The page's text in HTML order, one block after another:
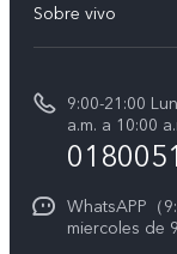
V70 FE
Y11d
Verificación de IMEI
Consulta el
Servicio de
Sobre vivo
Noticias
Empleos en vivo
Avisos legales
9:00-21:00
a.m. a 10:00
WhatsAPP（
miercoles de